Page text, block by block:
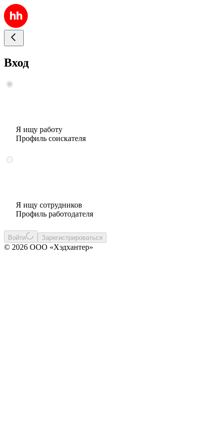
Вход
Я ищу работу
Профиль соискателя
Я ищу сотрудников
Профиль работодателя
Войти Зарегистрироваться
© 2026 ООО «Хэдхантер»